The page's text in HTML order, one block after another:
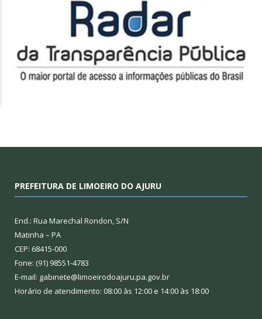
PREFEITURA DE LIMOEIRO DO AJURU
End.: Rua Marechal Rondon, S/N
Matinha – PA
CEP: 68415-000
Fone: (91) 98551-4783
E-mail: gabinete@limoeirodoajuru.pa.gov.br
Horário de atendimento: 08:00 às 12:00 e 14:00 às 18:00